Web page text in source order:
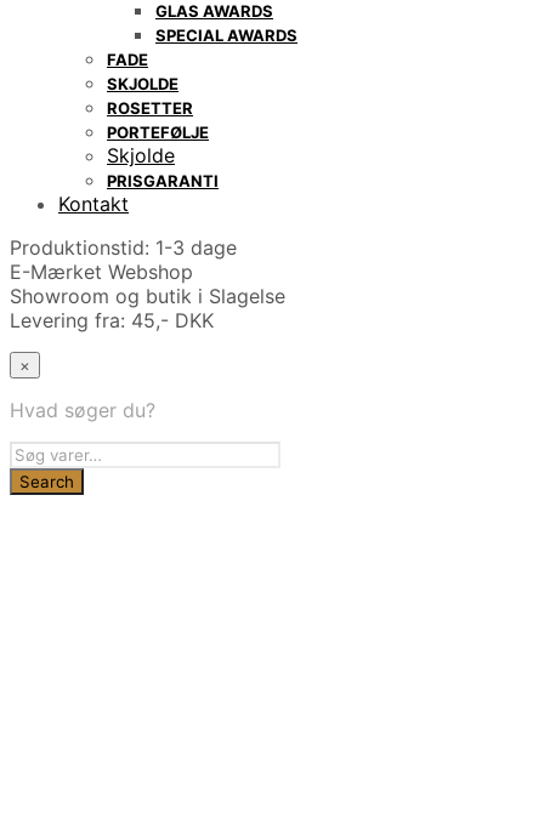
GLAS AWARDS
SPECIAL AWARDS
FADE
SKJOLDE
ROSETTER
PORTEFØLJE
Skjolde
PRISGARANTI
Kontakt
Produktionstid: 1-3 dage
E-Mærket Webshop
Showroom og butik i Slagelse
Levering fra: 45,- DKK
×
Hvad søger du?